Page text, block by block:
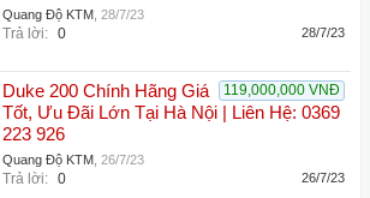
Quang Độ KTM 28/7/23
Trả lời: 0 28/7/23
119,000,000 VNĐ
Duke 200 Chính Hãng Giá
Tốt, Ưu Đãi Lớn Tại Hà Nội | Liên Hệ: 0369
223 926
Quang Độ KTM 26/7/23
Trả lời: 0 26/7/23